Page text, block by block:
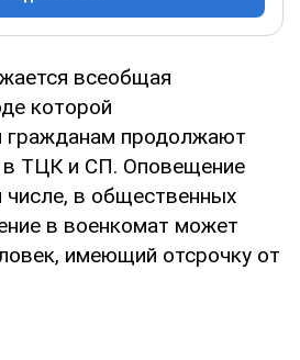
всеобщая
которой
гражданам продолжают
в ТЦК и СП. Оповещение
числе, в общественных
в военкомат может
имеющий отсрочку от